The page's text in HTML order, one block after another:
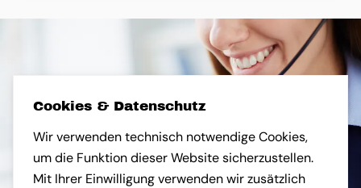
Cookies & Datenschutz
Wir verwenden technisch notwendige Cookies,
um die Funktion dieser Website sicherzustellen.
Mit Ihrer Einwilligung verwenden wir zusätzlich